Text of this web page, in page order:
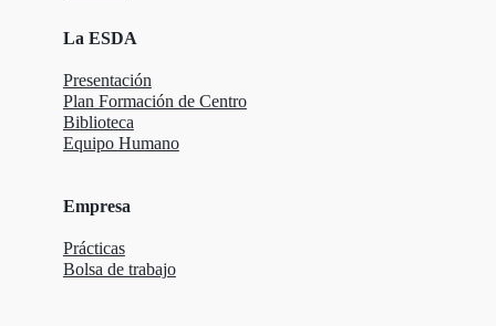
La ESDA
Presentación
Plan Formación de Centro
Biblioteca
Equipo Humano
Empresa
Prácticas
Bolsa de trabajo